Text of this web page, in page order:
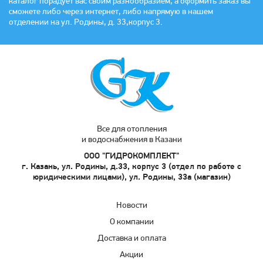
сможете либо через интернет, либо напрямую в нашем
отделении на ул. Родины, д. 33,корпус 3.
Все для отопления
и водоснабжения в Казани
ООО "ГИДРОКОМПЛЕКТ"
г. Казань, ул. Родины, д.33, корпус 3 (отдел по работе с
юридическими лицами), ул. Родины, 33а (магазин)
Новости
О компании
Доставка и оплата
Акции